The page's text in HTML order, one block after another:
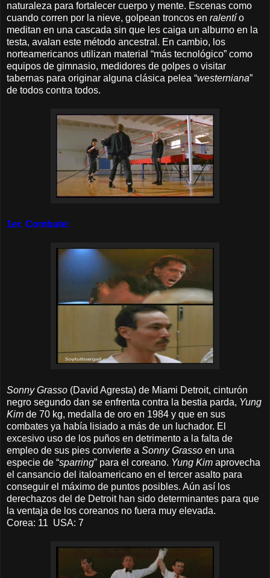
naturaleza para fortalecer cuerpo y mente. Escenas como
cuando corren por la nieve, golpean troncos en ralentío
meditan en una cascada sin que les caiga un alburno en la
testa, avalan este método ancestral. En cambio, los
norteamericanos utilizan material “más tecnológico” como
equipos de gimnasio, medidores de golpes o visitar
tabernas para originar alguna clásica pelea “westerniana”
de todos contra todos.
1er. Combate:
Sonny Grasso (David Agresta) de Miami Detroit, cinturón
negro segundo dan se enfrenta contra la bestia parda, Yung
Kim de 70 kg, medalla de oro en 1984 y que en sus
combates ya había lisiado a más de un luchador. El
excesivo uso de los puños en detrimento a la falta de
empleo de sus pies convierte a Sonny Grasso en una
especie de “sparring” para el coreano. Yung Kim aprovecha
el cansancio del italoamericano en el tercer asalto para
conseguir el máximo de puntos posibles. Aún así los
derechazos del de Detroit han sido determinantes para que
la ventaja de los coreanos no fuera muy elevada.
Corea: 11 USA: 7